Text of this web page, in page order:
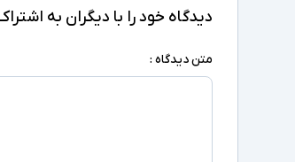
دیدگاه خود را با دیگران به
متن دیدگاه :